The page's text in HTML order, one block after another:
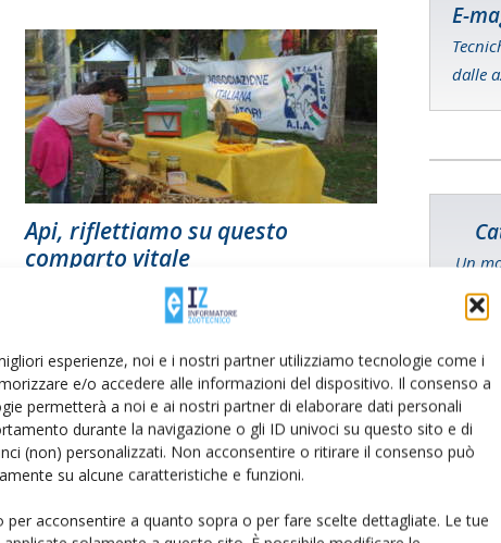
esperienze, noi e i nostri partner utilizziamo tecnologie come i
e/o accedere alle informazioni del dispositivo. Il consenso a
permetterà a noi e ai nostri partner di elaborare dati personali
durante la navigazione o gli ID univoci su questo sito e di
(non) personalizzati. Non acconsentire o ritirare il consenso può
su alcune caratteristiche e funzioni.
per acconsentire a quanto sopra o per fare scelte dettagliate. Le tue
Api, riflettiamo su questo
comparto vitale
E-
dalle
Un
I